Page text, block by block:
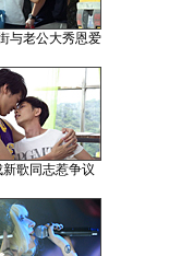
与老公大秀恩爱
新歌同志惹争议